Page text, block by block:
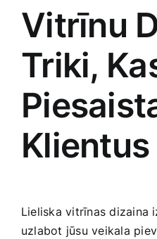
Zoo preces
Vitrīnu
Triki,
Klientus
Lieliska vitrīnas dizaina
uzlabot‌ jūsu veikala